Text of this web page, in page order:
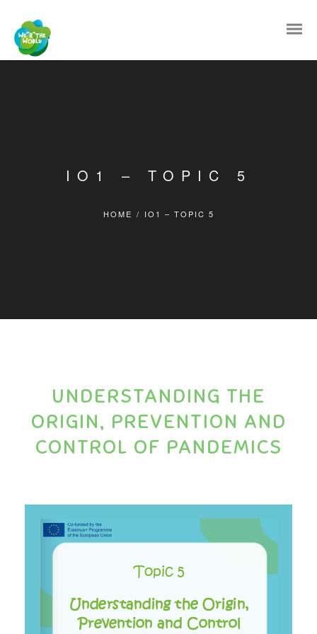
IO1 – TOPIC 5
HOME / IO1 – TOPIC 5
UNDERSTANDING THE
ORIGIN, PREVENTION AND
CONTROL OF PANDEMICS